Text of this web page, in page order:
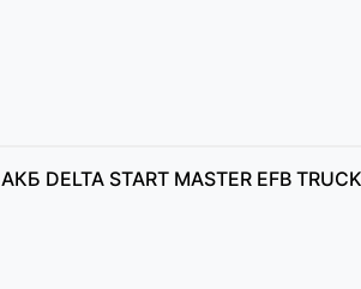
АКБ DELTA START MASTER EFB